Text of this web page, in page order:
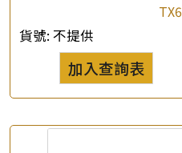
公司名稱
*e-mail
貨號: 不提供
加入查詢表